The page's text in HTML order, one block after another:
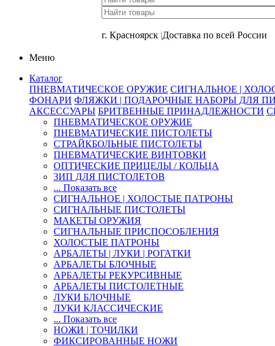
г. Красноярск |Доставка по всей России
Меню
Каталог
ПНЕВМАТИЧЕСКОЕ ОРУЖИЕ СИГНАЛЬНОЕ |
ФОНАРИ ФЛЯЖКИ | ПОДАРОЧНЫЕ НАБОРЫ ДЛЯ
АКСЕССУАРЫ БРИТВЕННЫЕ ПРИНАДЛЕЖНОСТИ
ПНЕВМАТИЧЕСКОЕ ОРУЖИЕ
ПНЕВМАТИЧЕСКИЕ ПИСТОЛЕТЫ
СТРАЙКБОЛЬНЫЕ ПИСТОЛЕТЫ
ПНЕВМАТИЧЕСКИЕ ВИНТОВКИ
ОПТИЧЕСКИЕ ПРИЦЕЛЫ / КОЛЬЦА
ЗИП ДЛЯ ПИСТОЛЕТОВ
... Показать все
СИГНАЛЬНОЕ | ХОЛОСТЫЕ ПАТРОНЫ
СИГНАЛЬНЫЕ ПИСТОЛЕТЫ
МАКЕТЫ ОРУЖИЯ
СИГНАЛЬНЫЕ ПРИСПОСОБЛЕНИЯ
ХОЛОСТЫЕ ПАТРОНЫ
АРБАЛЕТЫ | ЛУКИ | РОГАТКИ
АРБАЛЕТЫ БЛОЧНЫЕ
АРБАЛЕТЫ РЕКУРСИВНЫЕ
АРБАЛЕТЫ ПИСТОЛЕТНЫЕ
ЛУКИ БЛОЧНЫЕ
ЛУКИ КЛАССИЧЕСКИЕ
... Показать все
НОЖИ | ТОЧИЛКИ
ФИКСИРОВАННЫЕ НОЖИ